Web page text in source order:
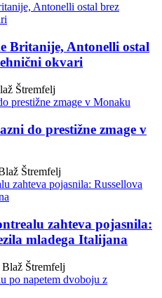
Britanije, Antonelli ostal
okvari
Štremfelj
do prestižne zmage v
Štremfelj
zahteva pojasnila:
mladega Italijana
Blaž Štremfelj